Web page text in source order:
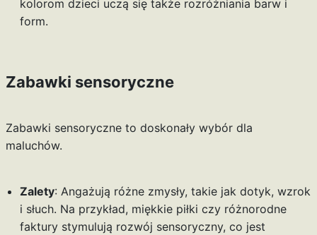
kolorom dzieci uczą się także rozróżniania barw i
form.
Zabawki sensoryczne
Zabawki sensoryczne to doskonały wybór dla
maluchów.
Zalety: Angażują różne zmysły, takie jak dotyk, wzrok
i słuch. Na przykład, miękkie piłki czy różnorodne
faktury stymulują rozwój sensoryczny, co jest